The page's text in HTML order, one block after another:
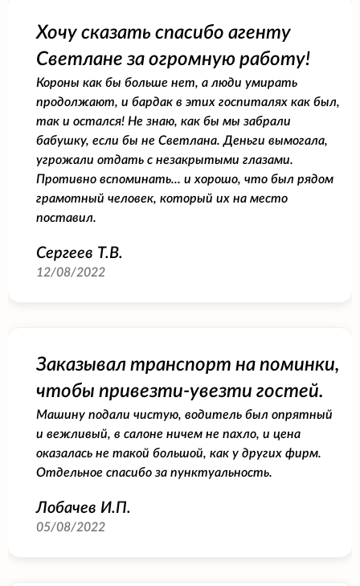
Хочу сказать спасибо агенту
Светлане за огромную работу!
Короны как бы больше нет, а люди умирать
продолжают, и бардак в этих госпиталях как был,
так и остался! Не знаю, как бы мы забрали
бабушку, если бы не Светлана. Деньги вымогала,
угрожали отдать с незакрытыми глазами.
Противно вспоминать... и хорошо, что был рядом
грамотный человек, который их на место
поставил.
Сергеев Т.В.
12/08/2022
Заказывал транспорт на поминки,
чтобы привезти-увезти гостей.
Машину подали чистую, водитель был опрятный
и вежливый, в салоне ничем не пахло, и цена
оказалась не такой большой, как у других фирм.
Отдельное спасибо за пунктуальность.
Лобачев И.П.
05/08/2022